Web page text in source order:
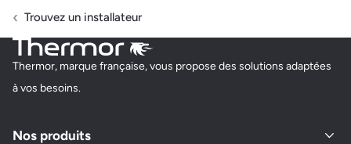
Trouvez un installateur
Thermor, marque française, vous propose des solutions adaptées
à vos besoins.
Nos produits